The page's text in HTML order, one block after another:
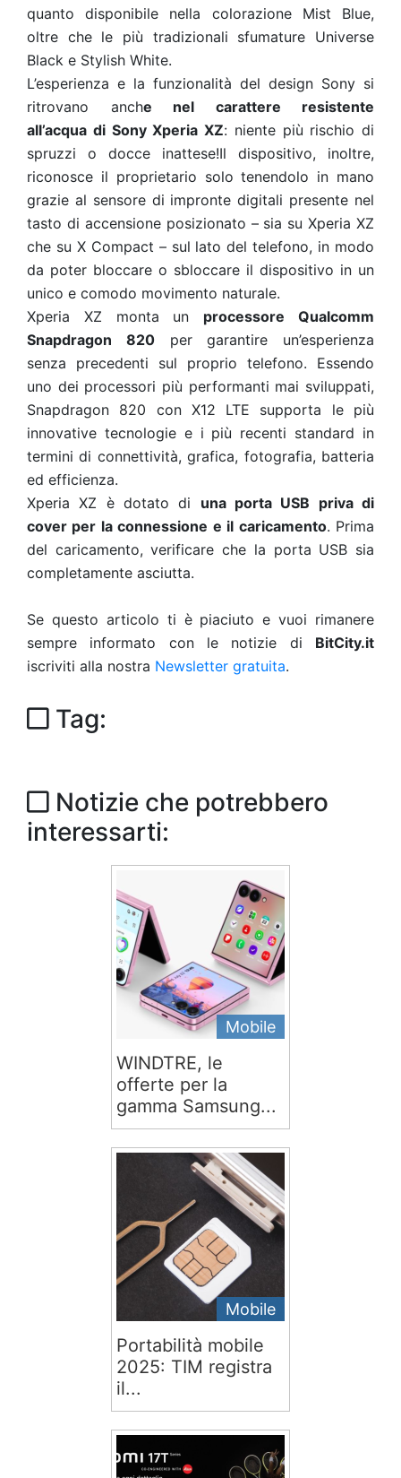
quanto disponibile nella colorazione Mist Blue,
oltre che le più tradizionali sfumature Universe
Black e Stylish White.
L’esperienza e la funzionalità del design Sony si
ritrovano anche nel carattere resistente
all’acqua di Sony Xperia XZ: niente più rischio di
spruzzi o docce inattese!Il dispositivo, inoltre,
riconosce il proprietario solo tenendolo in mano
grazie al sensore di impronte digitali presente nel
tasto di accensione posizionato – sia su Xperia XZ
che su X Compact – sul lato del telefono, in modo
da poter bloccare o sbloccare il dispositivo in un
unico e comodo movimento naturale.
Xperia XZ monta un processore Qualcomm
Snapdragon 820per garantire un’esperienza
senza precedenti sul proprio telefono. Essendo
uno dei processori più performanti mai sviluppati,
Snapdragon 820 con X12 LTE supporta le più
innovative tecnologie e i più recenti standard in
termini di connettività, grafica, fotografia, batteria
ed efficienza.
Xperia XZ è dotato di una porta USB priva di
cover per la connessione e il caricamento. Prima
del caricamento, verificare che la porta USB sia
completamente asciutta.
Se questo articolo ti è piaciuto e vuoi rimanere
sempre informato con le notizie di BitCity.it
iscriviti alla nostra Newsletter gratuita.
Tag:
Notizie che potrebbero
interessarti:
Mobile
WINDTRE, le
offerte per la
gamma Samsung...
Mobile
Portabilità mobile
2025: TIM registra
il...